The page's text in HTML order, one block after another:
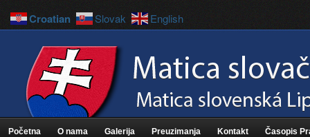
Početna O nama Galerija Preuzimanja Kontakt Časopis
Croatian Slovak English